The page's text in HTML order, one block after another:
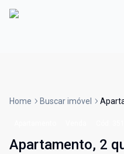
Home Buscar imóvel
Apartamento, 2